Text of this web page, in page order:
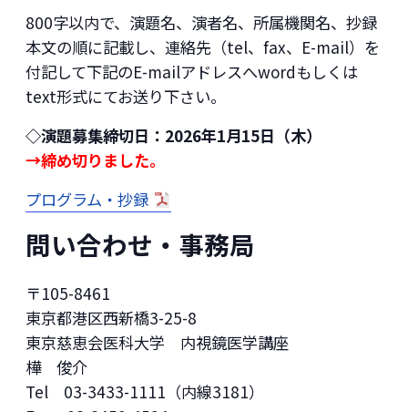
800字以内で、演題名、演者名、所属機関名、抄録
本文の順に記載し、連絡先（tel、fax、E-mail）を
付記して下記のE-mailアドレスへwordもしくは
text形式にてお送り下さい。
◇演題募集締切日：2026年1月15日（木）
→締め切りました。
プログラム・抄録
問い合わせ・事務局
〒105-8461
東京都港区西新橋3-25-8
東京慈恵会医科大学 内視鏡医学講座
樺 俊介
Tel 03-3433-1111（内線3181）